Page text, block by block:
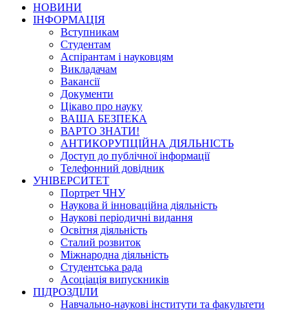
НОВИНИ
ІНФОРМАЦІЯ
Вступникам
Студентам
Аспірантам і науковцям
Викладачам
Вакансії
Документи
Цікаво про науку
ВАША БЕЗПЕКА
ВАРТО ЗНАТИ!
АНТИКОРУПЦІЙНА ДІЯЛЬНІСТЬ
Доступ до публічної інформації
Телефонний довідник
УНІВЕРСИТЕТ
Портрет ЧНУ
Наукова й інноваційна діяльність
Наукові періодичні видання
Освітня діяльність
Сталий розвиток
Міжнародна діяльність
Студентська рада
Асоціація випускників
ПІДРОЗДІЛИ
Навчально-наукові інститути та факультети